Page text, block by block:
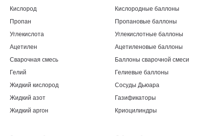
Кислород
Пропан
Углекислота
Ацетилен
Сварочная смесь
Гелий
Жидкий кислород
Жидкий азот
Жидкий аргон
Кислородные баллоны
Пропановые баллоны
Углекислотные баллоны
Ацетиленовые баллоны
Баллоны сварочной смеси
Гелиевые баллоны
Сосуды Дьюара
Газификаторы
Криоцилиндры